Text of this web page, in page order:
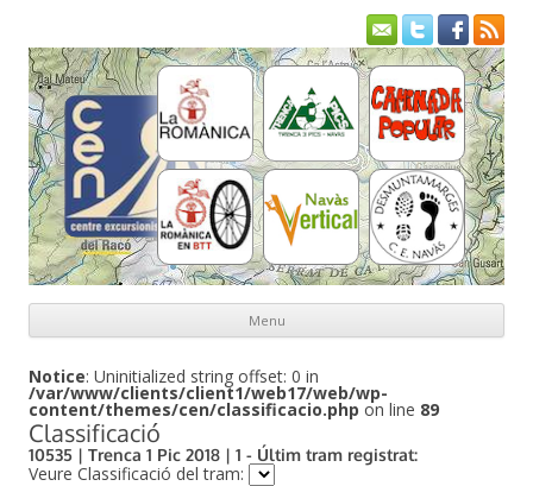
Menu
Skip to content
Notice: Uninitialized string offset: 0 in
/var/www/clients/client1/web17/web/wp-
content/themes/cen/classificacio.php on line 89
Classificació
10535 | Trenca 1 Pic 2018 | 1 - Últim tram registrat:
Veure Classificació del tram: